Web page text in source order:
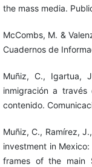
the mass media.
McCombs, M. &
Cuadernos de
Muñiz, C., Igartua,
inmigración a
contenido.
Muñiz, C., Ramírez,
investment in
frames of the main